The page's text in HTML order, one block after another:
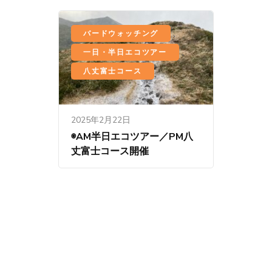
バードウォッチング 、
一日・半日エコツアー 、
八丈富士コース
2025年2月22日
◉AM半日エコツアー／PM八
丈富士コース開催